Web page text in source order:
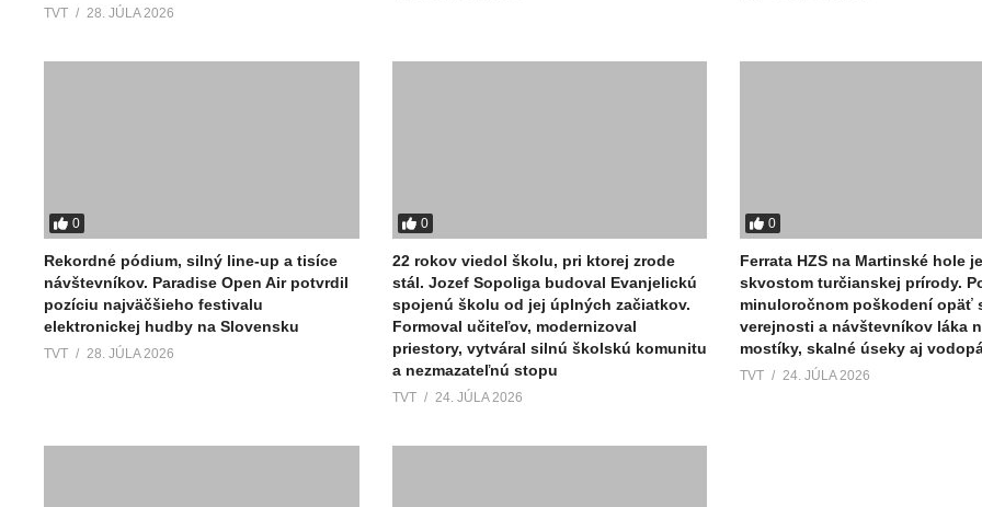
TVT 28. JÚLA 2026
0
Rekordné pódium, silný line-up a tisíce
návštevníkov. Paradise Open Air potvrdil
pozíciu najväčšieho festivalu
elektronickej hudby na Slovensku
TVT 28. JÚLA 2026
0
22 rokov viedol školu, pri ktorej zrode
stál. Jozef Sopoliga budoval Evanjelickú
spojenú školu od jej úplných začiatkov.
Formoval učiteľov, modernizoval
priestory, vytváral silnú školskú komunitu
a nezmazateľnú stopu
TVT 24. JÚLA 2026
0
Ferrata HZS na Martinské hole je
skvostom turčianskej prírody.
minuloročnom poškodení opäť
verejnosti a návštevníkov láka
mostíky, skalné úseky aj
TVT 24. JÚLA 2026